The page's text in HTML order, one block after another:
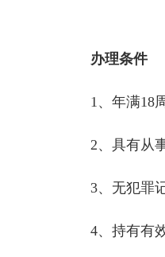
办理条件
1、年满18
2、具有从
3、无犯罪
4、持有有